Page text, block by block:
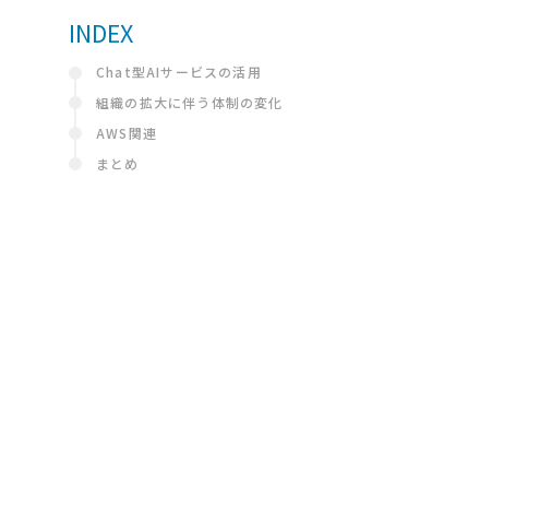
INDEX
Chat型AIサービスの活用
組織の拡大に伴う体制の変化
AWS関連
まとめ